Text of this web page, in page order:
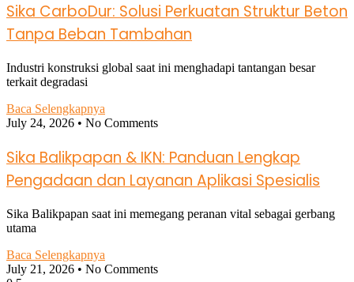
Sika CarboDur: Solusi Perkuatan Struktur Beton
Tanpa Beban Tambahan
Industri konstruksi global saat ini menghadapi tantangan besar
terkait degradasi
Baca Selengkapnya
July 24, 2026
No Comments
Sika Balikpapan & IKN: Panduan Lengkap
Pengadaan dan Layanan Aplikasi Spesialis
Sika Balikpapan saat ini memegang peranan vital sebagai gerbang
utama
Baca Selengkapnya
July 21, 2026
No Comments